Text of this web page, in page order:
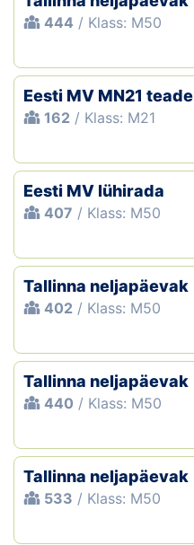
444 / Klass: M50
Eesti MV MN21 teade
162 / Klass: M21
Eesti MV lühirada
407 / Klass: M50
Tallinna neljapäevak
402 / Klass: M50
Tallinna neljapäevak
440 / Klass: M50
Tallinna neljapäevak
533 / Klass: M50